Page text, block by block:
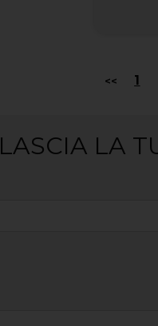
<< 1
LASCIA LA